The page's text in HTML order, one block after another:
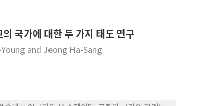
국가에 대한 두 가지 태도 연구
and Jeong Ha-Sang